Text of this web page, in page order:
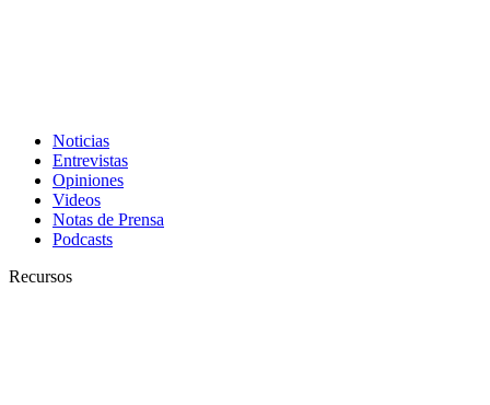
Noticias
Entrevistas
Opiniones
Videos
Notas de Prensa
Podcasts
Recursos